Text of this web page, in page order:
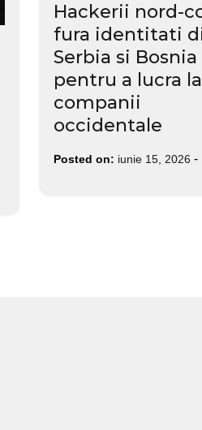
Hackerii nord-
fura identitati
Serbia si Bosnia
pentru a lucra la
companii
occidentale
Posted on: iunie 15, 2026 -